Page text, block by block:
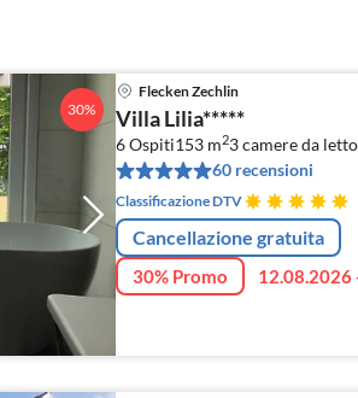
30%
Flecken Zechlin
Villa Lilia*****
6 Ospiti153 m23camere da letto
60 recensioni
Classificazione DTV
Cancellazione gratuita
30% Promo 12.08.2026